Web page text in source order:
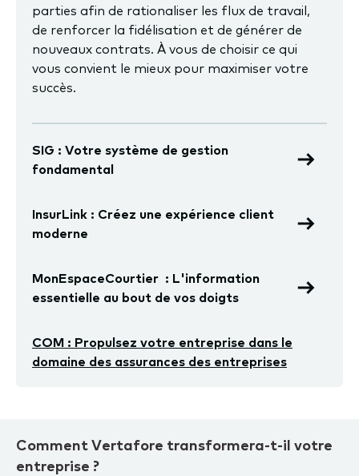
parties afin de rationaliser les flux de travail,
de renforcer la fidélisation et de générer de
nouveaux contrats. À vous de choisir ce qui
vous convient le mieux pour maximiser votre
succès.
SIG : Votre système de gestion
fondamental
InsurLink : Créez une expérience client
moderne
MonEspaceCourtier : L'information
essentielle au bout de vos doigts
COM : Propulsez votre entreprise dans le
domaine des assurances des entreprises
Comment Vertafore transformera-t-il votre
entreprise ?